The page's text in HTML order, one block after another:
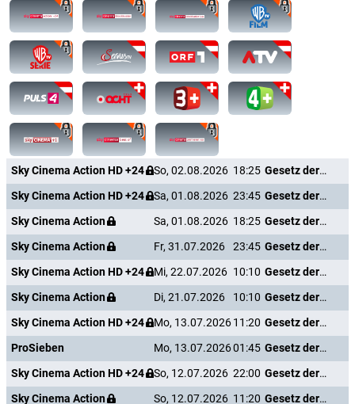
Sky Cinema Action HD +24 So, 02.08.2026 18:25
Gesetz der Rache
Sky Cinema Action HD +24
Sa, 01.08.2026 23:45
Gesetz der Rache
Sky Cinema Action
Sa, 01.08.2026 18:25
Gesetz der Rache
Sky Cinema Action
Fr, 31.07.2026 23:45
Gesetz der Rache
Sky Cinema Action HD +24
Mi, 22.07.2026 10:10
Gesetz der Rache
Sky Cinema Action
Di, 21.07.2026 10:10
Gesetz der Rache
Sky Cinema Action HD +24
Mo, 13.07.202611:20
Gesetz der Rache
ProSieben
Mo, 13.07.202601:45
Gesetz der Rache
Sky Cinema Action HD +24
So, 12.07.2026 22:00
Gesetz der Rache
Sky Cinema Action
So, 12.07.2026 11:20 Gesetz der Rache